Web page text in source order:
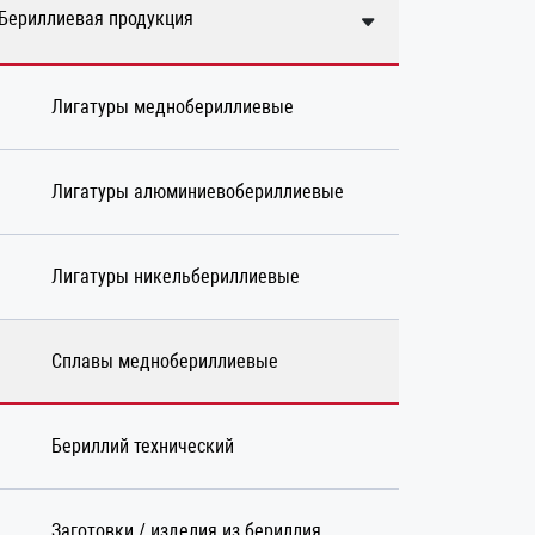
продукция
Лигатуры меднобериллиевые
Лигатуры алюминиевобериллиевые
Лигатуры никельбериллиевые
Сплавы меднобериллиевые
Бериллий технический